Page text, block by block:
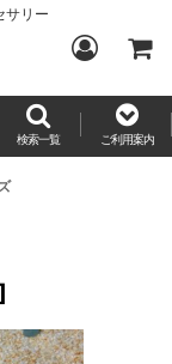
サリー
検索一覧 ご利用案内